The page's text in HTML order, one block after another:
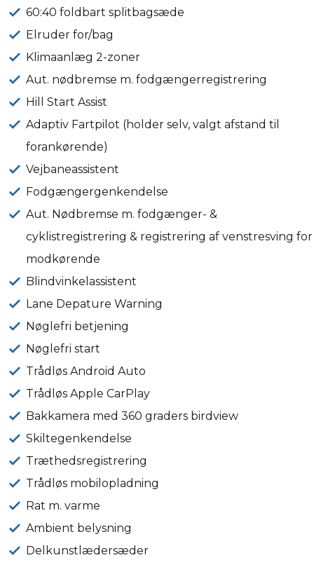
60:40 foldbart splitbagsæde
Elruder for/bag
Klimaanlæg 2-zoner
Aut. nødbremse m. fodgængerregistrering
Hill Start Assist
Adaptiv Fartpilot (holder selv, valgt afstand til
forankørende)
Vejbaneassistent
Fodgængergenkendelse
Aut. Nødbremse m. fodgænger- &
cyklistregistrering & registrering af venstresving for
modkørende
Blindvinkelassistent
Lane Depature Warning
Nøglefri betjening
Nøglefri start
Trådløs Android Auto
Trådløs Apple CarPlay
Bakkamera med 360 graders birdview
Skiltegenkendelse
Træthedsregistrering
Trådløs mobilopladning
Rat m. varme
Ambient belysning
Delkunstlædersæder